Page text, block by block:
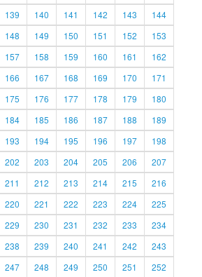
139 140 141 142 143
144
148 149 150 151 152
153
157 158 159 160 161
162
166 167 168 169 170
171
175 176 177 178 179
180
184 185 186 187 188
189
193 194 195 196 197
198
202 203 204 205 206
207
211 212 213 214 215
216
220 221 222 223 224
225
229 230 231 232 233
234
238 239 240 241 242
243
247 248 249 250 251 252